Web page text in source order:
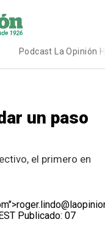
Podcast La Opinión
un paso
el primero en
Publicado: 07